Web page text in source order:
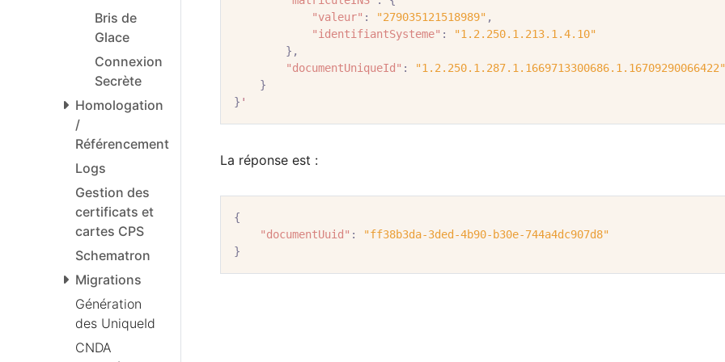
Bris de
Glace
Connexion
Secrète
Homologation
/
Référencement
Logs
Gestion des
certificats et
cartes CPS
Schematron
Migrations
Génération
des UniqueId
CNDA
"valeur" : "279035121518989" ,
"identifiantSysteme" :
"1.2.250.1.213.1.4.10"
},
"documentUniqueId" :
"1.2.250.1.287.1.1669713300686.1.16709290066422"
}
} '
La réponse est :
{
"documentUuid" :
"ff38b3da-3ded-4b90-b30e-744a4dc907d8"
}